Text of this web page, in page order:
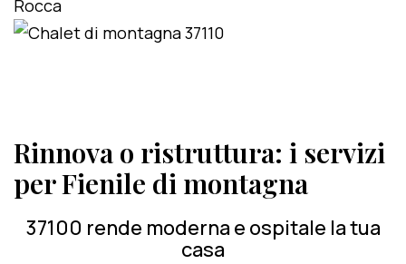
Rinnova o ristruttura: i servizi
per Fienile di montagna
37100 rende moderna e ospitale la tua
casa